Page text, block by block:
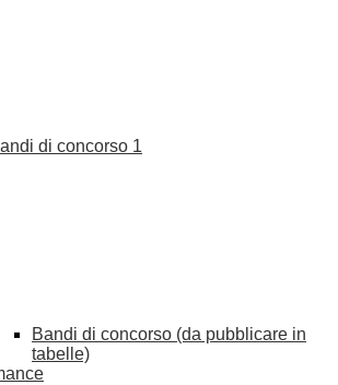
di concorso 1
Bandi di concorso (da pubblicare in
tabelle)